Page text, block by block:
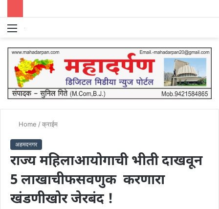
Menu
Home /क्राईम
अहमदनगर
राज्य महिलाआयोगाची भीती दाखवून
5 लाखाचीफसवणुक करणारा
खंडणीखोर जेरबंद !